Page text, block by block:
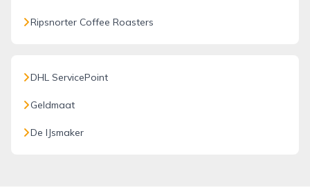
Ripsnorter Coffee Roasters
DHL ServicePoint
Geldmaat
De IJsmaker